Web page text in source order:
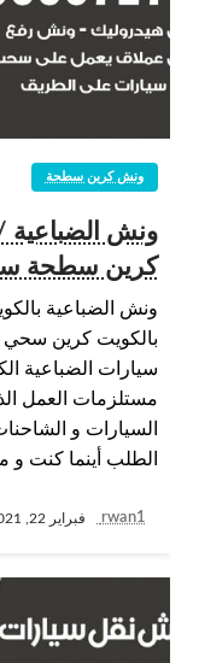
ونش كرين سطحة
كرين سطحة
ونش الضباعية
بالكويت كرين
سيارات الضباعية
مستلزمات العمل
السيارات و
الطلب أينما كنت و
rwan1 فبراير 22, 2021